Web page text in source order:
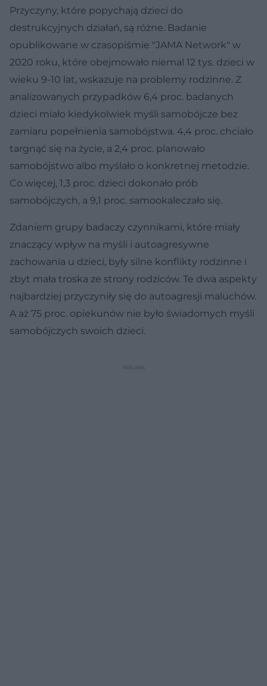
Przyczyny, które popychają dzieci do
destrukcyjnych działań, są różne. Badanie
opublikowane w czasopiśmie "JAMA Network" w
2020 roku, które obejmowało niemal 12 tys. dzieci w
wieku 9-10 lat, wskazuje na problemy rodzinne. Z
analizowanych przypadków 6,4 proc. badanych
dzieci miało kiedykolwiek myśli samobójcze bez
zamiaru popełnienia samobójstwa. 4,4 proc. chciało
targnąć się na życie, a 2,4 proc. planowało
samobójstwo albo myślało o konkretnej metodzie.
Co więcej, 1,3 proc. dzieci dokonało prób
samobójczych, a 9,1 proc. samookaleczało się.
Zdaniem grupy badaczy czynnikami, które miały
znaczący wpływ na myśli i autoagresywne
zachowania u dzieci, były silne konflikty rodzinne i
zbyt mała troska ze strony rodziców. Te dwa aspekty
najbardziej przyczyniły się do autoagresji maluchów.
A aż 75 proc. opiekunów nie było świadomych myśli
samobójczych swoich dzieci.